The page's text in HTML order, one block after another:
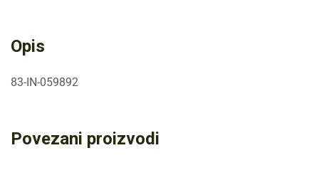
Opis
83-IN-059892
Povezani proizvodi